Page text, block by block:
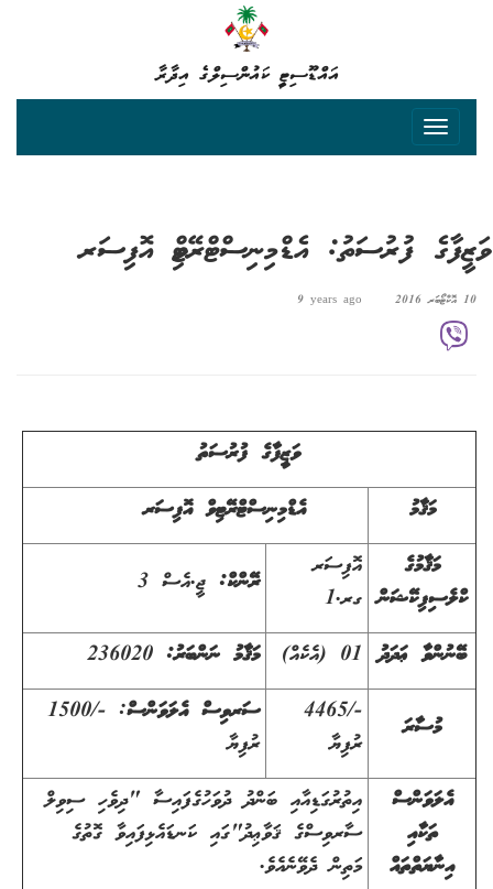
އައްޑޫސިޓީ ކައުންސިލްގެ އިދާރާ
ވަޒީފާގެ ފުރުސަތު: އެޑްމިނިސްޓްރޭޓިވް އޮފިސަރ
10 އޮކްޓޯބަރ 2016 9 years ago
ވަޒީފާގެ ފުރުސަތު
މަޤާމު
އެޑްމިނިސްޓްރޭޓިވް އޮފިސަރ
މަޤާމުގެ
ކްލެސިފިކޭޝަން
އޮފިސަރ
ގރ.1 ރޭންކް: ޖީ.އެސް 3
ބޭނުންވާ ޢަދަދު 01 (އެކެއް) މަޤާމު ނަންބަރު:
މުސާރަ
4465/-
ރުފިޔާ
ސަރވިސް އެލަވަންސް:
1500/-
ރުފިޔާ
އެލަވަންސް
ތަކާއި
އިނާޔަތްތައް
އިތުރުގަޑިއާއި ބަންދު ދުވަހުގެފައިސާ "ދިވެހި ސިވިލް
ސާރވިސްގެ ޤަވާޢިދު"ގައި ކަނޑައެޅިފައިވާ ގޮތުގެ
މަތިން ދެވޭނެއެވެ.